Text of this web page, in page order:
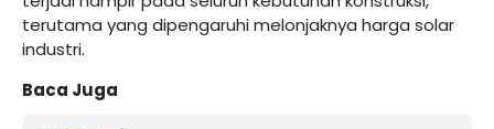
terutama yang dipengaruhi melonjaknya harga solar
industri.
Baca Juga